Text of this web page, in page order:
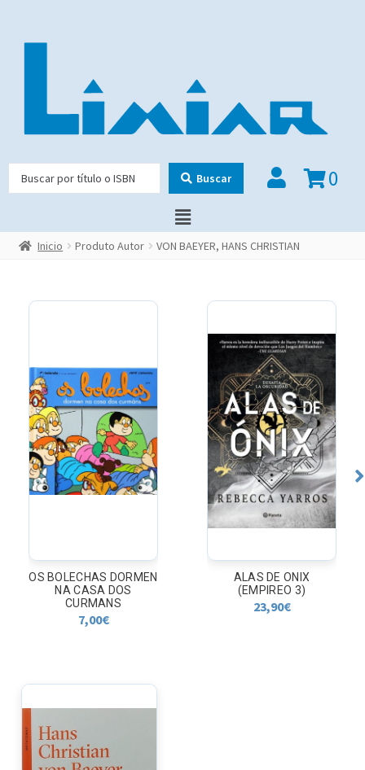
Buscar 0
Inicio Produto Autor VON BAEYER, HANS CHRISTIAN
ALAS DE ONIX
(EMPIREO 3)
23,90€
EL INGENIOSO HIDALGO
MIGUEL DE CERVANTES
18,00€